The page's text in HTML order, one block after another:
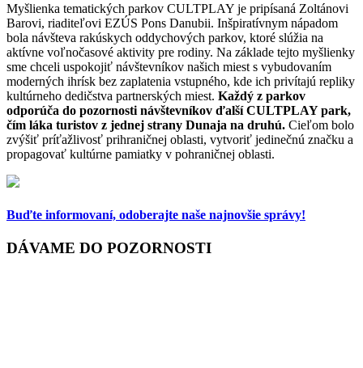
Myšlienka tematických parkov CULTPLAY je pripísaná Zoltánovi
Barovi, riaditeľovi EZÚS Pons Danubii. Inšpiratívnym nápadom
bola návšteva rakúskych oddychových parkov, ktoré slúžia na
aktívne voľnočasové aktivity pre rodiny. Na základe tejto myšlienky
sme chceli uspokojiť návštevníkov našich miest s vybudovaním
moderných ihrísk bez zaplatenia vstupného, kde ich privítajú repliky
kultúrneho dedičstva partnerských miest. Každý z parkov
odporúča do pozornosti návštevníkov ďalší CULTPLAY park,
čím láka turistov z jednej strany Dunaja na druhú. Cieľom bolo
zvýšiť príťažlivosť prihraničnej oblasti, vytvoriť jedinečnú značku a
propagovať kultúrne pamiatky v pohraničnej oblasti.
Buďte informovaní, odoberajte naše najnovšie správy!
DÁVAME DO POZORNOSTI